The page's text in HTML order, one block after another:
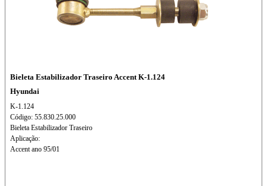
Bieleta Estabilizador Traseiro Accent K-1.124
Hyundai
K-1.124
Código: 55.830.25.000
Bieleta Estabilizador Traseiro
Aplicação:
Accent ano 95/01